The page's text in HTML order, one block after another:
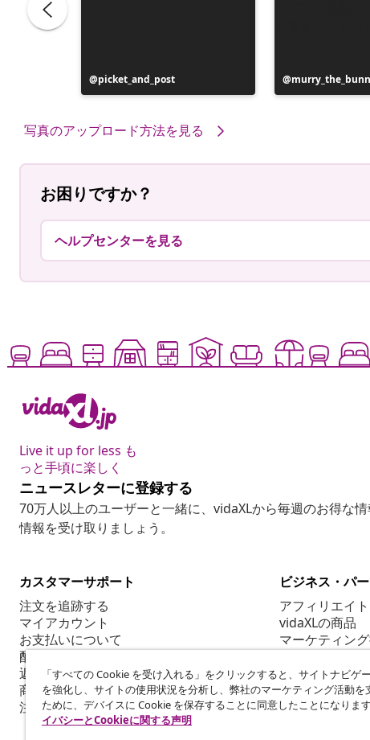
投
稿
picket_and_post
投
稿
写真のアップロード方法を見る
お困りですか？
ヘルプセンターを見る
Live it up for less も
っと手頃に楽しく
ニュースレターに登録する
70万人以上のユーザーと一緒に、vidaXLから毎週のお得な
情報を受け取りましょう。
カスタマーサポート
注文を追跡する
マイアカウント
お支払いについて
配送について
返品について
商品情報
注文について
ビジネス・パ
アフィリエイ
vidaXLの商品
マーケティン
「すべての Cookie を受け入れる」をクリックすると、サイトナビゲ
を強化し、サイトの使用状況を分析し、弊社のマーケティング活動を
ために、デバイスに Cookie を保存することに同意したことになります
イバシーとCookieに関する声明